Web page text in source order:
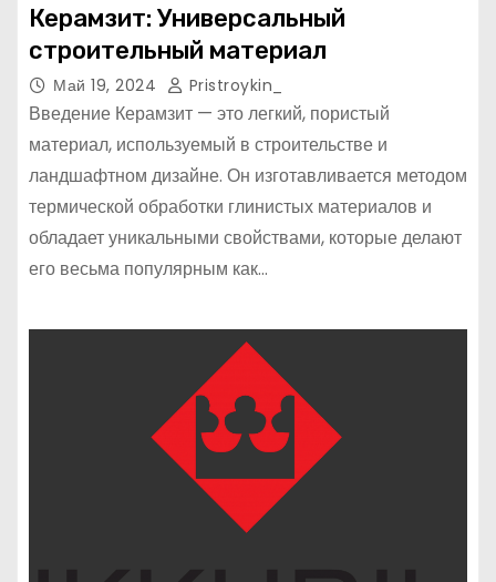
Керамзит: Универсальный
строительный материал
Май 19, 2024 Pristroykin_
Введение Керамзит — это легкий, пористый
материал, используемый в строительстве и
ландшафтном дизайне. Он изготавливается методом
термической обработки глинистых материалов и
обладает уникальными свойствами, которые делают
его весьма популярным как…